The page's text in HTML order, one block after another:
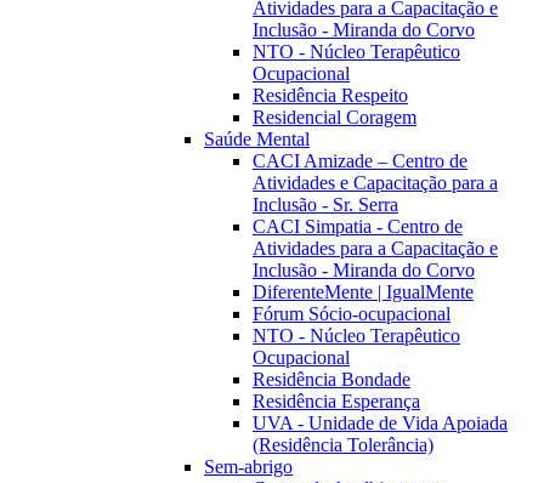
Atividades para a Capacitação e
Inclusão - Miranda do Corvo
NTO - Núcleo Terapêutico
Ocupacional
Residência Respeito
Residencial Coragem
Saúde Mental
CACI Amizade – Centro de
Atividades e Capacitação para a
Inclusão - Sr. Serra
CACI Simpatia - Centro de
Atividades para a Capacitação e
Inclusão - Miranda do Corvo
DiferenteMente | IgualMente
Fórum Sócio-ocupacional
NTO - Núcleo Terapêutico
Ocupacional
Residência Bondade
Residência Esperança
UVA - Unidade de Vida Apoiada
(Residência Tolerância)
Sem-abrigo